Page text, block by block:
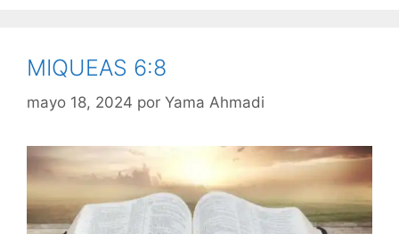
MIQUEAS 6:8
mayo 18, 2024 por Yama Ahmadi